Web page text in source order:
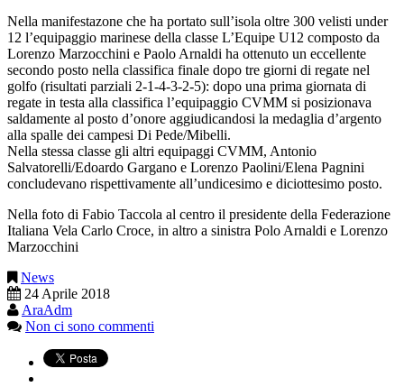
Nella manifestazone che ha portato sull’isola oltre 300 velisti under
12 l’equipaggio marinese della classe L’Equipe U12 composto da
Lorenzo Marzocchini e Paolo Arnaldi ha ottenuto un eccellente
secondo posto nella classifica finale dopo tre giorni di regate nel
golfo (risultati parziali 2-1-4-3-2-5): dopo una prima giornata di
regate in testa alla classifica l’equipaggio CVMM si posizionava
saldamente al posto d’onore aggiudicandosi la medaglia d’argento
alla spalle dei campesi Di Pede/Mibelli.
Nella stessa classe gli altri equipaggi CVMM, Antonio
Salvatorelli/Edoardo Gargano e Lorenzo Paolini/Elena Pagnini
concludevano rispettivamente all’undicesimo e diciottesimo posto.
Nella foto di Fabio Taccola al centro il presidente della Federazione
Italiana Vela Carlo Croce, in altro a sinistra Polo Arnaldi e Lorenzo
Marzocchini
News
24 Aprile 2018
AraAdm
Non ci sono commenti